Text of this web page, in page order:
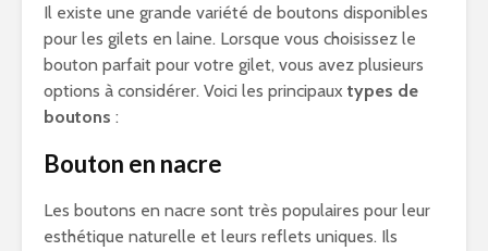
Il existe une grande variété de boutons disponibles
pour les gilets en laine. Lorsque vous choisissez le
bouton parfait pour votre gilet, vous avez plusieurs
options à considérer. Voici les principaux types de
boutons :
Bouton en nacre
Les boutons en nacre sont très populaires pour leur
esthétique naturelle et leurs reflets uniques. Ils